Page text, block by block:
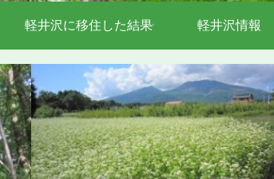
軽井沢に移住した結果 軽井沢情報